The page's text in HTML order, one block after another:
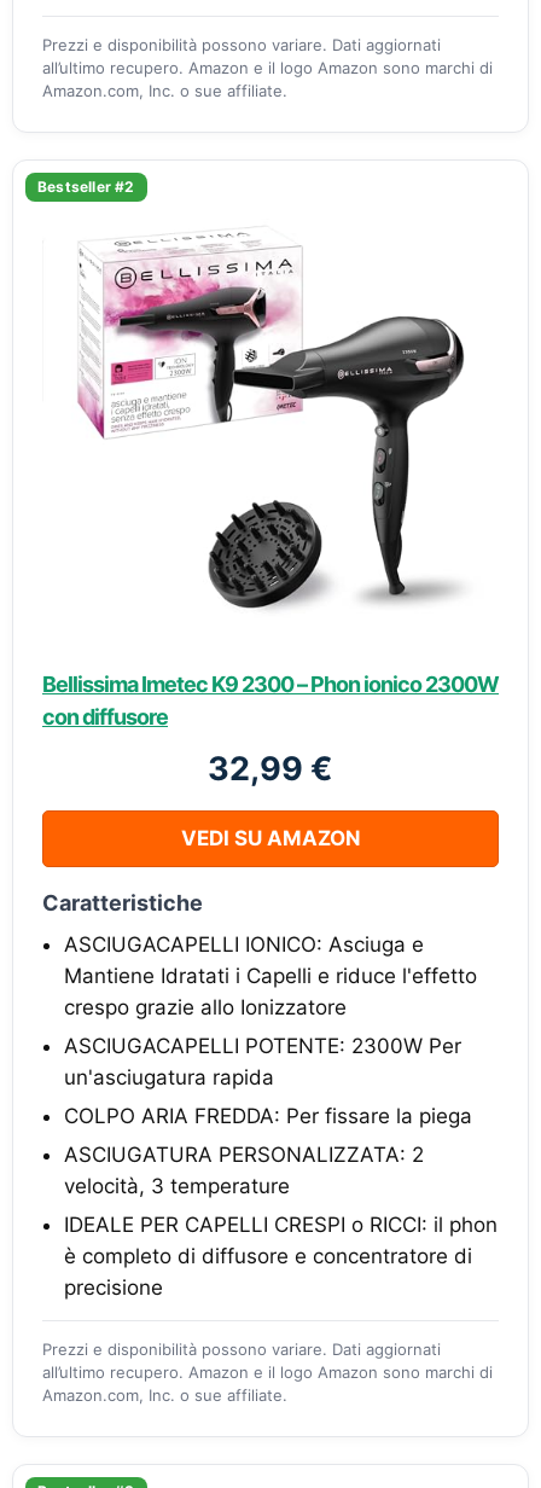
Prezzi e disponibilità possono variare. Dati aggiornati
all’ultimo recupero. Amazon e il logo Amazon sono marchi di
Amazon.com, Inc. o sue affiliate.
Bestseller #2
Bellissima Imetec K9 2300 – Phon ionico 2300W
con diffusore
32,99 €
VEDI SU AMAZON
Caratteristiche
ASCIUGACAPELLI IONICO: Asciuga e
Mantiene Idratati i Capelli e riduce l'effetto
crespo grazie allo Ionizzatore
ASCIUGACAPELLI POTENTE: 2300W Per
un'asciugatura rapida
COLPO ARIA FREDDA: Per fissare la piega
ASCIUGATURA PERSONALIZZATA: 2
velocità, 3 temperature
IDEALE PER CAPELLI CRESPI o RICCI: il phon
è completo di diffusore e concentratore di
precisione
Prezzi e disponibilità possono variare. Dati aggiornati
all’ultimo recupero. Amazon e il logo Amazon sono marchi di
Amazon.com, Inc. o sue affiliate.